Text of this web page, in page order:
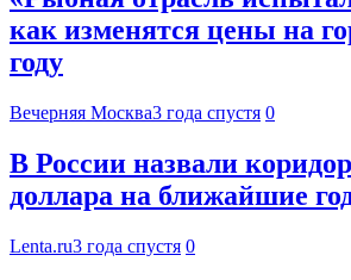
как изменятся цены на
году
Вечерняя Москва3 года спустя 0
В России назвали
доллара на ближайшие
Lenta.ru3 года спустя 0